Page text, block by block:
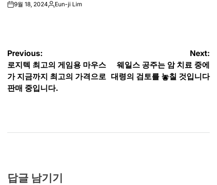
on9월 18, 2024Posted
Eun-ji Lim
글
탐
색
Previous:
로지텍 최고의 게임용 마우스
가 지금까지 최고의 가격으로
판매 중입니다.
Next:
웨일스 공주는 암 치료 중에
대령의 검토를 놓칠 것입니다
답글 남기기